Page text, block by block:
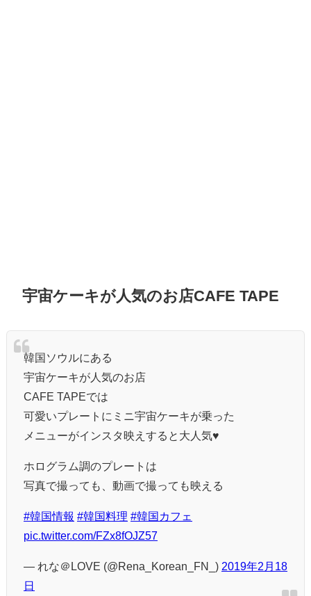
宇宙ケーキが人気のお店CAFE TAPE
韓国ソウルにある
宇宙ケーキが人気のお店
CAFE TAPEでは
可愛いプレートにミニ宇宙ケーキが乗った
メニューがインスタ映えすると大人気♥️
ホログラム調のプレートは
写真で撮っても、動画で撮っても映える
#韓国情報 #韓国料理 #韓国カフェ
pic.twitter.com/FZx8fOJZ57
— れな＠LOVE (@Rena_Korean_FN_) 2019年2月18
日